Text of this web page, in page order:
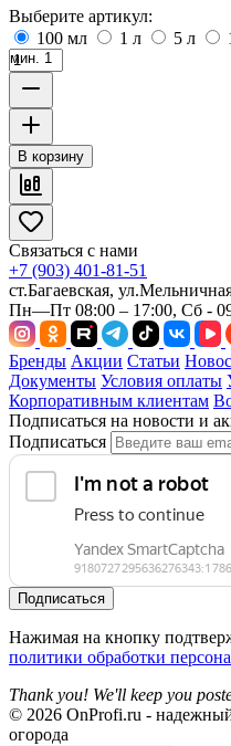
Выберите артикул:
100 мл
1 л 5 л
мин. 1
В корзину
Связаться с нами
+7 (903) 401-81-51
ст.Багаевская,
Пн—Пт 08:00 – 17:00, Сб -
Бренды Акции Статьи
Документы Условия оплаты
Корпоративным клиентам
Подписаться на новости и
Подписаться
Подписаться
Нажимая на кнопку
политики обработки
Thank you! We'll keep you
© 2026 OnProfi.ru -
огорода